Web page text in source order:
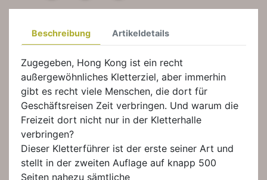
Beschreibung Artikeldetails
Zugegeben, Hong Kong ist ein recht
außergewöhnliches Kletterziel, aber immerhin
gibt es recht viele Menschen, die dort für
Geschäftsreisen Zeit verbringen. Und warum die
Freizeit dort nicht nur in der Kletterhalle
verbringen?
Dieser Kletterführer ist der erste seiner Art und
stellt in der zweiten Auflage auf knapp 500
Seiten nahezu sämtliche